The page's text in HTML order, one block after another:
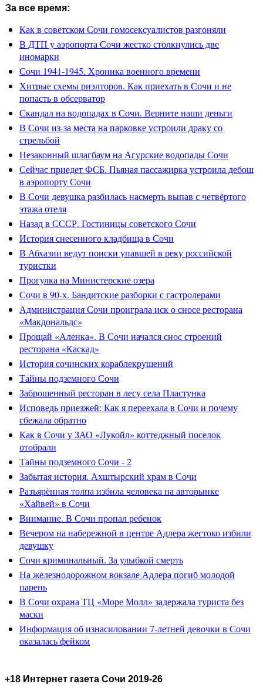
За все время:
Как в советском Сочи гомосексуалистов разгоняли
В ДТП у аэропорта Сочи жестко столкнулись две
иномарки
Сочи 1941-1945. Хроника военного времени
Хитрые схемы риэлторов. Как приехать в Сочи и не
попасть в обсерватор
Скандал на водопадах в Сочи. Верните наши деньги
В Сочи из-за места на парковке устроили драку со
стрельбой
Незаконный шлагбаум на Агурские водопады Сочи
Сейчас приедет ФСБ. Пьяная пассажирка устроила дебош
в аэропорту Сочи
В Сочи девушка разбилась насмерть выпав с четвёртого
этажа отеля
Назад в СССР. Гостиницы советского Сочи
История снесенного кладбища в Сочи
В Абхазии ведут поиски упавшей в реку российской
туристки
Прогулка на Министерские озера
Сочи в 90-х. Бандитские разборки с гастролерами
Администрация Сочи проиграла иск о сносе ресторана
«Макдональдс»
Прощай «Аленка». В Сочи начался снос строений
ресторана «Каскад»
История сочинских кораблекрушений
Тайны подземного Сочи
Заброшенный ресторан в лесу села Пластунка
Исповедь приезжей: Как я переехала в Сочи и почему
сбежала обратно
Как в Сочи у ЗАО «Лукойл» коттеджный поселок
отобрали
Тайны подземного Сочи - 2
Забытая история. Ахштырский храм в Сочи
Разъярённая толпа избила человека на авторынке
«Хайвей» в Сочи
Внимание. В Сочи пропал ребенок
Вечером на набережной в центре Адлера жестоко избили
девушку
Сочи криминальный. За улыбкой смерть
На железнодорожном вокзале Адлера погиб молодой
парень
В Сочи охрана ТЦ «Море Молл» задержала туриста без
маски
Информация об изнасиловании 7-летней девочки в Сочи
оказалась фейком
+18 Интернет газета Сочи 2019-26